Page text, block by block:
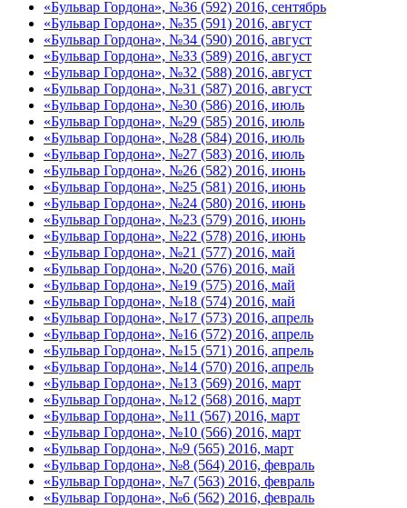
«Бульвар Гордона», №36 (592) 2016, сентябрь
«Бульвар Гордона», №35 (591) 2016, август
«Бульвар Гордона», №34 (590) 2016, август
«Бульвар Гордона», №33 (589) 2016, август
«Бульвар Гордона», №32 (588) 2016, август
«Бульвар Гордона», №31 (587) 2016, август
«Бульвар Гордона», №30 (586) 2016, июль
«Бульвар Гордона», №29 (585) 2016, июль
«Бульвар Гордона», №28 (584) 2016, июль
«Бульвар Гордона», №27 (583) 2016, июль
«Бульвар Гордона», №26 (582) 2016, июнь
«Бульвар Гордона», №25 (581) 2016, июнь
«Бульвар Гордона», №24 (580) 2016, июнь
«Бульвар Гордона», №23 (579) 2016, июнь
«Бульвар Гордона», №22 (578) 2016, июнь
«Бульвар Гордона», №21 (577) 2016, май
«Бульвар Гордона», №20 (576) 2016, май
«Бульвар Гордона», №19 (575) 2016, май
«Бульвар Гордона», №18 (574) 2016, май
«Бульвар Гордона», №17 (573) 2016, апрель
«Бульвар Гордона», №16 (572) 2016, апрель
«Бульвар Гордона», №15 (571) 2016, апрель
«Бульвар Гордона», №14 (570) 2016, апрель
«Бульвар Гордона», №13 (569) 2016, март
«Бульвар Гордона», №12 (568) 2016, март
«Бульвар Гордона», №11 (567) 2016, март
«Бульвар Гордона», №10 (566) 2016, март
«Бульвар Гордона», №9 (565) 2016, март
«Бульвар Гордона», №8 (564) 2016, февраль
«Бульвар Гордона», №7 (563) 2016, февраль
«Бульвар Гордона», №6 (562) 2016, февраль